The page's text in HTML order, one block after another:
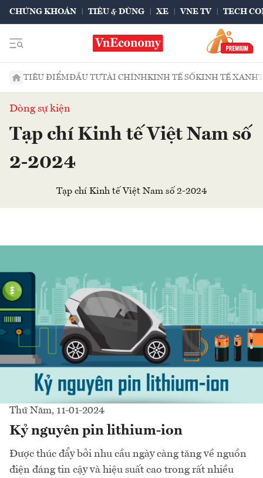
CHỨNG KHOÁN TIÊU & DÙNG XE VNE TV TECH
TIÊU ĐIỂMĐẦU TƯTÀI CHÍNHKINH TẾ SỐKINH TẾ XANH
Dòng sự kiện
Tạp chí Kinh tế Việt Nam số
2-2024
Tạp chí Kinh tế Việt Nam số 2-2024
Thứ Năm, 11-01-2024
Kỷ nguyên pin lithium-ion
Được thúc đẩy bởi nhu cầu ngày càng tăng về nguồn
điện đáng tin cậy và hiệu suất cao trong rất nhiều